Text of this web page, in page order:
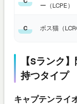
ー（LCPE）
C ボス猫（
【Sランク
持つタイプ
キャプテンライ